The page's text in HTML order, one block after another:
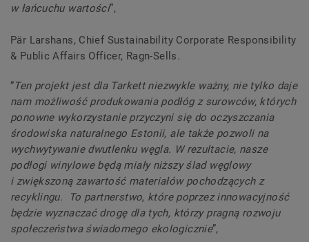
w łańcuchu wartości”,
Pär Larshans, Chief Sustainability Corporate Responsibility
& Public Affairs Officer, Ragn-Sells.
“Ten projekt jest dla Tarkett niezwykle ważny, nie tylko daje
nam możliwość produkowania podłóg z surowców, których
ponowne wykorzystanie przyczyni się do oczyszczania
środowiska naturalnego Estonii, ale także pozwoli na
wychwytywanie dwutlenku węgla. W rezultacie, nasze
podłogi winylowe będą miały niższy ślad węglowy
i zwiększoną zawartość materiałów pochodzących z
recyklingu. To partnerstwo, które poprzez innowacyjność
będzie wyznaczać drogę dla tych, którzy pragną rozwoju
społeczeństwa świadomego ekologicznie”,